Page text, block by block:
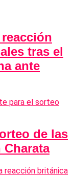
tras el
ante
de las
Charata